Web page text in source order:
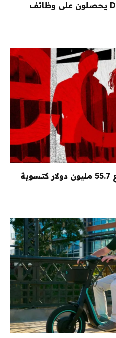
قدامى المحاربين في DOGE يحصلون على وظائف
يتعين على موقع Ebay دفع 55.7 مليون دولار كتسوية